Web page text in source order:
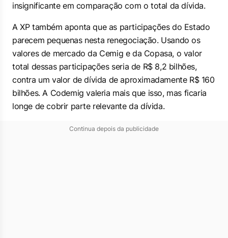
insignificante em comparação com o total da dívida.
A XP também aponta que as participações do Estado
parecem pequenas nesta renegociação. Usando os
valores de mercado da Cemig e da Copasa, o valor
total dessas participações seria de R$ 8,2 bilhões,
contra um valor de dívida de aproximadamente R$ 160
bilhões. A Codemig valeria mais que isso, mas ficaria
longe de cobrir parte relevante da dívida.
Continua depois da publicidade